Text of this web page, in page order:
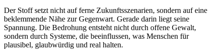
Der Stoff setzt nicht auf ferne Zukunftsszenarien, sondern auf eine
beklemmende Nähe zur Gegenwart. Gerade darin liegt seine
Spannung. Die Bedrohung entsteht nicht durch offene Gewalt,
sondern durch Systeme, die beeinflussen, was Menschen für
plausibel, glaubwürdig und real halten.